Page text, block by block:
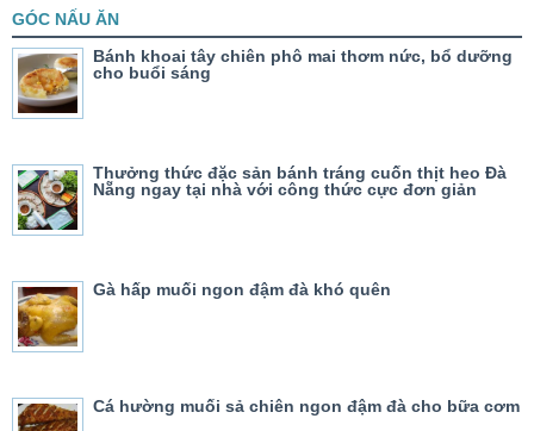
GÓC NẤU ĂN
Bánh khoai tây chiên phô mai thơm nức, bổ dưỡng
cho buổi sáng
Thưởng thức đặc sản bánh tráng cuốn thịt heo Đà
Nẵng ngay tại nhà với công thức cực đơn giản
Gà hấp muối ngon đậm đà khó quên
Cá hường muối sả chiên ngon đậm đà cho bữa cơm